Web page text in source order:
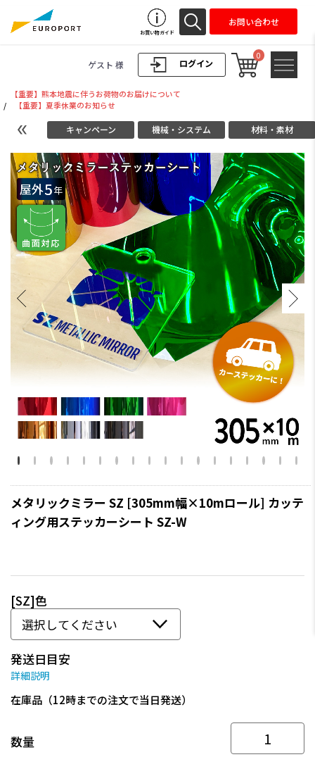
ログイン
ゲスト 様
0
お買い物ガイド
お問い合わせ
【重要】熊本地震に伴うお荷物のお届けについて
/
【重要】夏季休業のお知らせ
キャンペーン 機械・システム 材料・素材
メタリックミラー SZ [305mm幅×10mロール] カッテ
ィング用ステッカーシート SZ-W
[SZ]色
発送日目安
詳細説明
在庫品（12時までの注文で当日発送）
数量